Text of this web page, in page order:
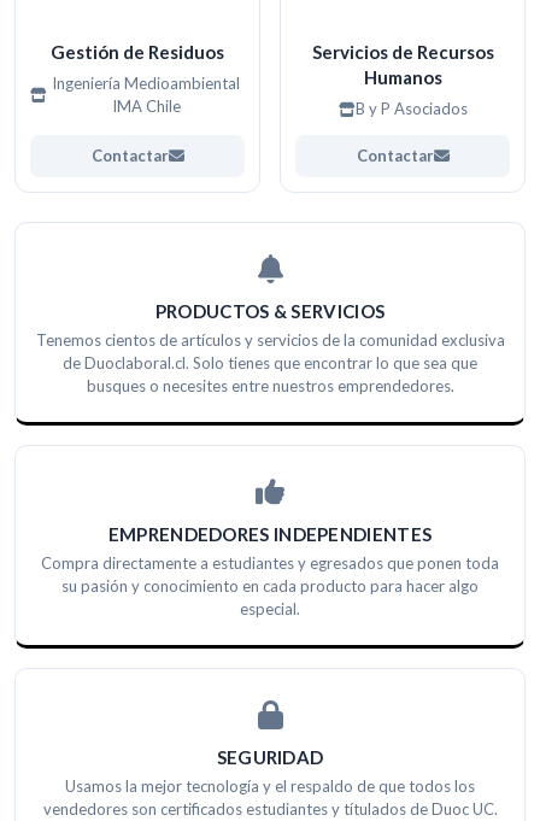
Gestión de Residuos
Ingeniería Medioambiental
IMA Chile
Contactar
Servicios de Recursos
Humanos
B y P Asociados
Contactar
PRODUCTOS & SERVICIOS
Tenemos cientos de artículos y servicios de la comunidad exclusiva
de Duoclaboral.cl. Solo tienes que encontrar lo que sea que
busques o necesites entre nuestros emprendedores.
EMPRENDEDORES INDEPENDIENTES
Compra directamente a estudiantes y egresados que ponen toda
su pasión y conocimiento en cada producto para hacer algo
especial.
SEGURIDAD
Usamos la mejor tecnología y el respaldo de que todos los
vendedores son certificados estudiantes y títulados de Duoc UC.